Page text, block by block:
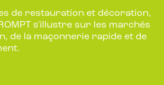
de restauration et décoration,
s'illustre sur les marchés
de la maçonnerie rapide et de